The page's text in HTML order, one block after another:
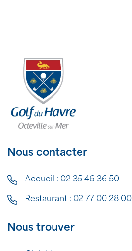
Nous contacter
Accueil : 02 35 46 36 50
Restaurant : 02 77 00 28 00
Nous trouver